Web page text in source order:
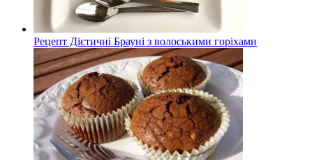
Рецепт Дієтичні Брауні з волоськими горіхами